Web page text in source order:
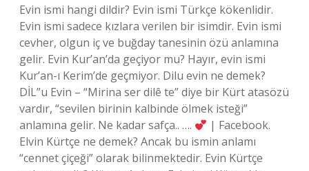
Evin ismi hangi dildir? Evin ismi Türkçe kökenlidir.
Evin ismi sadece kızlara verilen bir isimdir. Evin ismi
cevher, olgun iç ve buğday tanesinin özü anlamına
gelir. Evin Kur’an’da geçiyor mu? Hayır, evin ismi
Kur’an-ı Kerim’de geçmiyor. Dilu evin ne demek?
DİL”u Evin – “Mirina ser dilê te” diye bir Kürt atasözü
vardır, “sevilen birinin kalbinde ölmek isteği”
anlamına gelir. Ne kadar safça.. ….
| Facebook.
Elvin Kürtçe ne demek? Ancak bu ismin anlamı
“cennet çiçeği” olarak bilinmektedir. Evin Kürtçe